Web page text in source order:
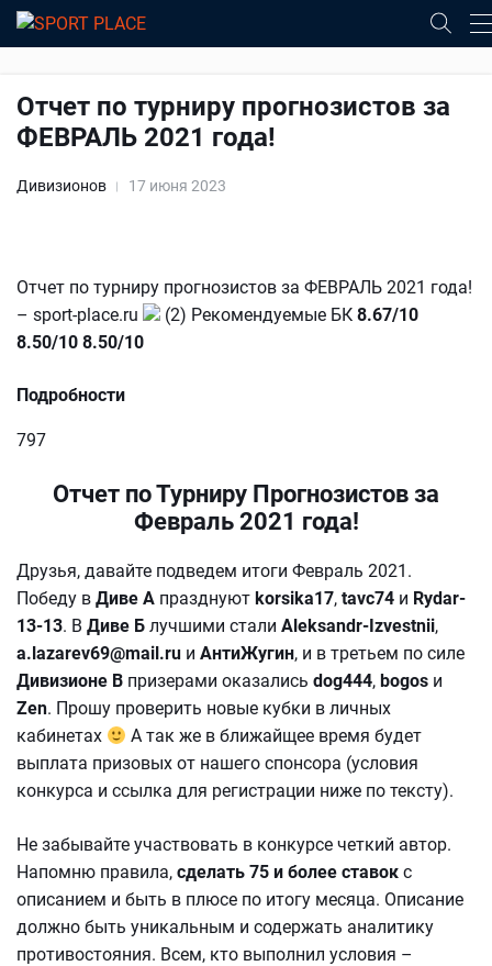
Отчет по турниру прогнозистов за
ФЕВРАЛЬ 2021 года!
Дивизионов 17 июня 2023
Отчет по турниру прогнозистов за ФЕВРАЛЬ 2021 года!
– sport-place.ru
(2) Рекомендуемые БК 8.67/10
8.50/10 8.50/10
Подробности
797
Отчет по Турниру Прогнозистов за
Февраль 2021 года!
Друзья, давайте подведем итоги Февраль 2021.
Победу в Диве А празднуют korsika17, tavc74 и Rydar-
13-13. В Диве Б лучшими стали Aleksandr-Izvestnii,
a.lazarev69@mail.ru и АнтиЖугин, и в третьем по силе
Дивизионе В призерами оказались dog444, bogos и
Zen. Прошу проверить новые кубки в личных
кабинетах
А так же в ближайщее время будет
выплата призовых от нашего спонсора (условия
конкурса и ссылка для регистрации ниже по тексту).
Не забывайте участвовать в конкурсе четкий автор.
Напомню правила, сделать 75 и более ставок с
описанием и быть в плюсе по итогу месяца. Описание
должно быть уникальным и содержать аналитику
противостояния. Всем, кто выполнил условия –